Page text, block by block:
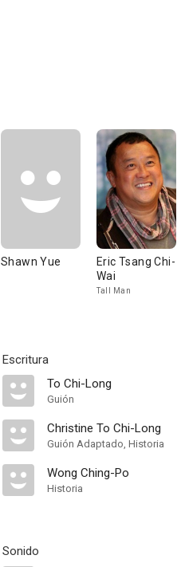
Shawn Yue
Eric Tsang Chi-
Wai
Tall Man
Escritura
To Chi-Long
Guión
Christine To Chi-Long
Guión Adaptado, Historia
Wong Ching-Po
Historia
Sonido